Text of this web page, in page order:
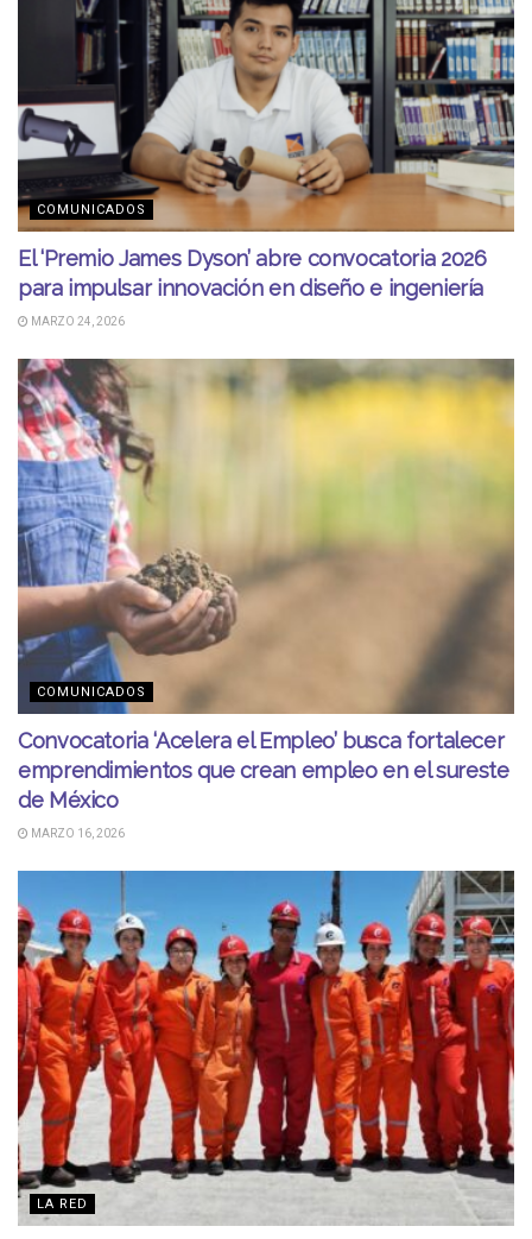
COMUNICADOS
El ‘Premio James Dyson’ abre convocatoria 2026
para impulsar innovación en diseño e ingeniería
MARZO 24, 2026
COMUNICADOS
Convocatoria ‘Acelera el Empleo’ busca fortalecer
emprendimientos que crean empleo en el sureste
de México
MARZO 16, 2026
LA RED